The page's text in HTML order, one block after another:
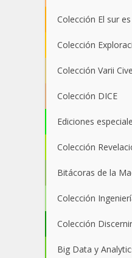
Colección El sur
Colección
Colección Varii
Colección DICE
Ediciones
Colección
Bitácoras de la
Colección
Colección Discernir
Big Data y